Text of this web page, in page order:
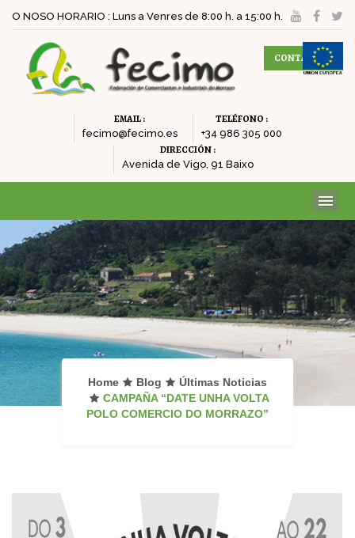
O NOSO HORARIO : Luns a Venres de 8:00 h. a 15:00 h.
CONTACTAR
EMAIL :
fecimo@fecimo.es
TELÉFONO :
+34 986 305 000
DIRECCIÓN :
Avenida de Vigo, 91 Baixo
Home Blog
Últimas Noticias
CAMPAÑA “DATE UNHA VOLTA
POLO COMERCIO DO MORRAZO”